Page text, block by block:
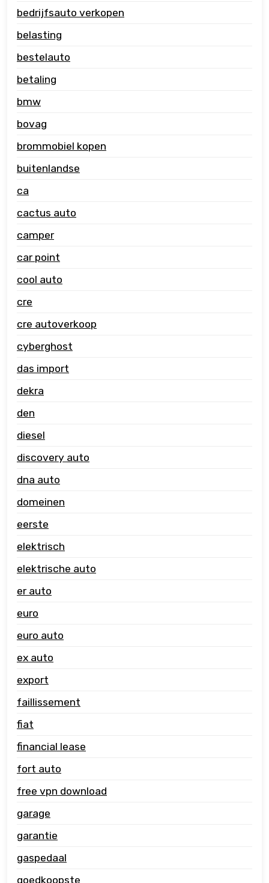
bedrijfsauto verkopen
belasting
bestelauto
betaling
bmw
bovag
brommobiel kopen
buitenlandse
ca
cactus auto
camper
car point
cool auto
cre
cre autoverkoop
cyberghost
das import
dekra
den
diesel
discovery auto
dna auto
domeinen
eerste
elektrisch
elektrische auto
er auto
euro
euro auto
ex auto
export
faillissement
fiat
financial lease
fort auto
free vpn download
garage
garantie
gaspedaal
goedkoopste